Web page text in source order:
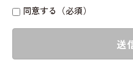
同意する（必須）
送